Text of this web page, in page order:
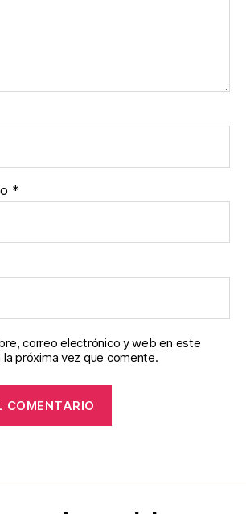
*
correo electrónico y web en este
la próxima vez que comente.